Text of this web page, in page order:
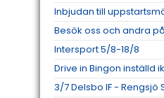
Inbjudan till
Besök oss och andra
Intersport 5/8-18/8
Drive in Bingon inställd
3/7 Delsbo IF - Rengsjö